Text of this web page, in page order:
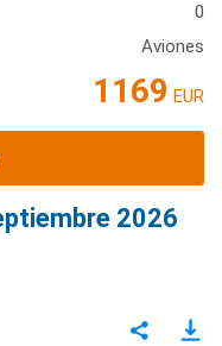
0
Aviones
1169 EUR
2026